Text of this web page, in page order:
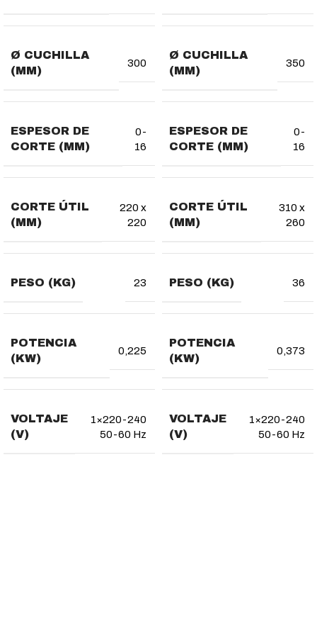
Ø CUCHILLA
(MM)
300
ESPESOR DE
CORTE (MM)
0-
16
CORTE ÚTIL
(MM)
220 x
220
PESO (KG) 23
POTENCIA
(KW)
0,225
VOLTAJE
(V)
1×220-240
50-60 Hz
Ø CUCHILLA
(MM)
350
ESPESOR DE
CORTE (MM)
0-
16
CORTE ÚTIL
(MM)
310 x
260
PESO (KG) 36
POTENCIA
(KW)
0,373
VOLTAJE
(V)
1×220-240
50-60 Hz